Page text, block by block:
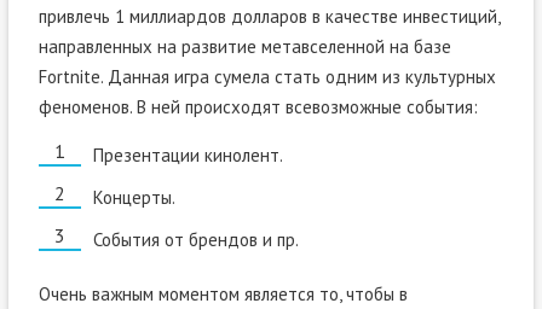
привлечь 1 миллиардов долларов в качестве инвестиций,
направленных на развитие метавселенной на базе
Fortnite. Данная игра сумела стать одним из культурных
феноменов. В ней происходят всевозможные события:
Презентации кинолент.
Концерты.
События от брендов и пр.
Очень важным моментом является то, чтобы в